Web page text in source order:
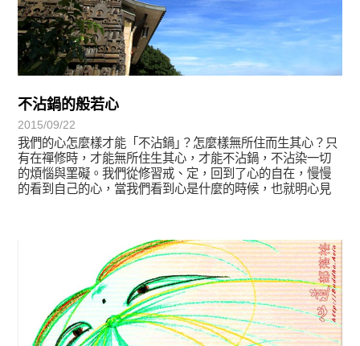
不沾鍋的般若心
2015/09/22
我們的心怎麼樣才能「不沾鍋｣？怎麼樣無所住而生其心？只
有在禪修時，才能無所住生其心，才能不沾鍋，不沾染一切
的煩惱與罣礙。我們從修習戒、定，回到了心的自在，慢慢
的看到自己的心，當我們看到心是什麼的時候，也就明心見
宗師教育觀